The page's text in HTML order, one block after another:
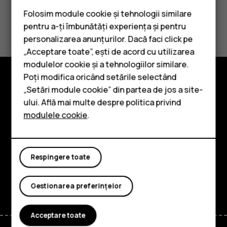
Smartphone-uri
Telefoane clasice
Accesorii
Tablete
Considerați utile aceste informații?
Da
Explorează
Despre
Planet and people
Asistență
FacebookInstagram
TiktokYoutubeLinkedin
Folosim module cookie și tehnologii similare
pentru a-ți îmbunătăți experiența și pentru
personalizarea anunțurilor. Dacă faci click pe
„Acceptare toate”, ești de acord cu utilizarea
modulelor cookie și a tehnologiilor similare.
Poți modifica oricând setările selectând
„Setări module cookie” din partea de jos a site-
ului. Află mai multe despre politica privind
modulele cookie.
Respingere toate
Gestionarea preferințelor
Acceptare toate